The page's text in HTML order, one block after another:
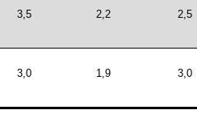
3,5 2,2 2,5
3,0 1,9 3,0